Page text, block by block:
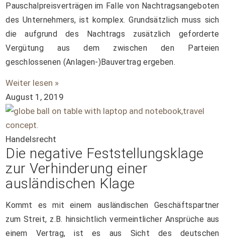
Pauschalpreisverträgen im Falle von Nachtragsangeboten
des Unternehmers, ist komplex. Grundsätzlich muss sich
die aufgrund des Nachtrags zusätzlich geforderte
Vergütung aus dem zwischen den Parteien
geschlossenen (Anlagen-)Bauvertrag ergeben.
Weiter lesen »
August 1, 2019
Handelsrecht
Die negative Feststellungsklage
zur Verhinderung einer
ausländischen Klage
Kommt es mit einem ausländischen Geschäftspartner
zum Streit, z.B. hinsichtlich vermeintlicher Ansprüche aus
einem Vertrag, ist es aus Sicht des deutschen